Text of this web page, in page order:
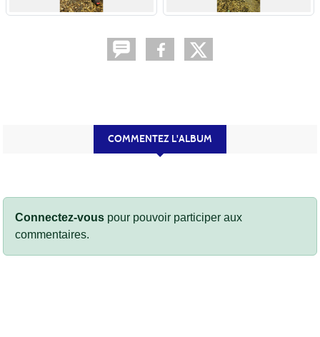
COMMENTEZ L'ALBUM
Connectez-vous pour pouvoir participer aux
commentaires.